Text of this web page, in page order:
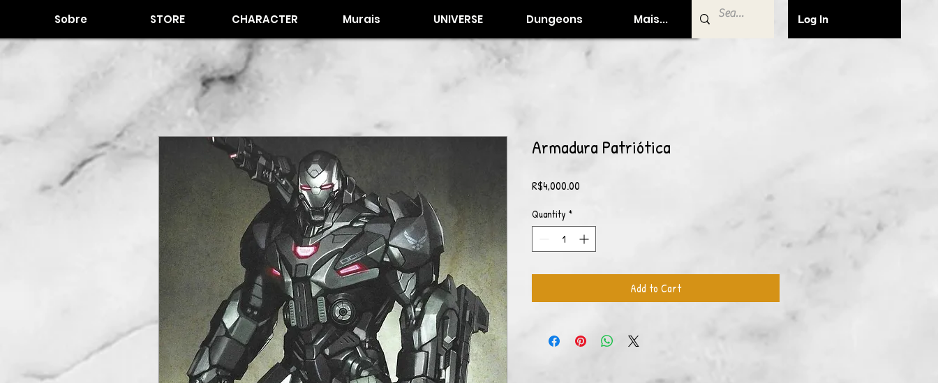
Sobre STORE CHARACTER Murais UNIVERSE Dungeons Mais... Log In
Armadura Patriótica
R$4,000.00
Quantity *
Add to Cart